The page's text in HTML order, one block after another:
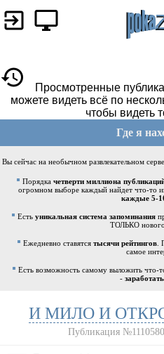
Просмотренные
можете видеть всё по
чтобы видеть
Где я
Вы сейчас на необычном развлекательном
Порядка четверти миллиона
огромном выборе каждый найдет что-то
каждые 5-
Есть уникальная система запоминания
ТОЛЬКО нового
Ежедневно ставятся тысячи рейтингов
самое
Есть возможность самому выложить что-
- заработать
И МИЛО И
Публикация